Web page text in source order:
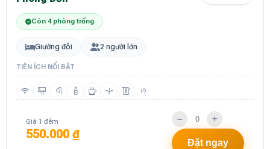
Còn 4 phòng trống
Giường đôi 2 người lớn
TIỆN ÍCH NỔI BẬT
+9
Giá 1 đêm
550.000 ₫
Đặt ngay